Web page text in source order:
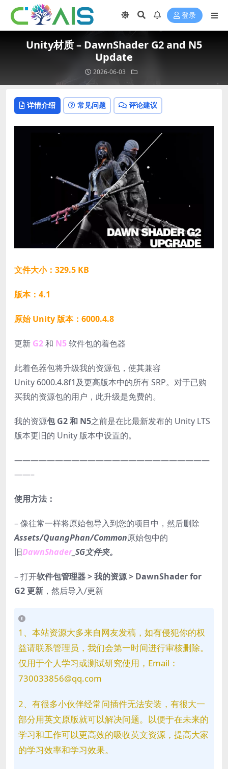
登录
Unity材质 – DawnShader G2 and N5
Update
2026-06-03
详情介绍 常见问题 评论建议
文件大小：329.5 KB
版本：4.1
原始 Unity 版本：6000.4.8
更新 G2和 N5软件包的着色器
此着色器包将升级我的资源包，使其兼容
Unity 6000.4.8f1及更高版本中的所有 SRP。对于已购
买我的资源包的用户，此升级是免费的。
我的资源包 G2 和 N5之前是在比最新发布的 Unity LTS
版本更旧的 Unity 版本中设置的。
————————————————————————
——–
使用方法：
– 像往常一样将原始包导入到您的项目中，然后删除
Assets/QuangPhan/Common原始包中的
旧DawnShader _SG文件夹。
– 打开软件包管理器 > 我的资源 > DawnShader for
G2 更新 ，然后导入/更新
1、本站资源大多来自网友发稿，如有侵犯你的权
益请联系管理员，我们会第一时间进行审核删除。
仅用于个人学习或测试研究使用，Email：
730033856@qq.com
2、有很多小伙伴经常问插件无法安装，有很大一
部分用英文原版就可以解决问题。以便于在未来的
学习和工作可以更高效的吸收英文资源，提高大家
的学习效率和学习效果。